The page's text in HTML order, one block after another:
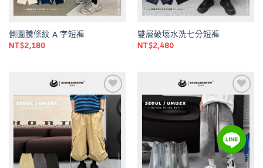
側圖騰條紋 A 字短褲
NT$2,180
雙層破壞水洗七分短褲
NT$2,480
Add to
wishlist
Add to
wishlist